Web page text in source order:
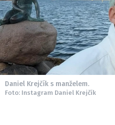
Daniel Krejčík s manželem.
Foto: Instagram Daniel Krejčík